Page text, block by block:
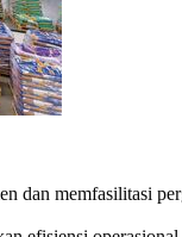
dan memfasilitasi